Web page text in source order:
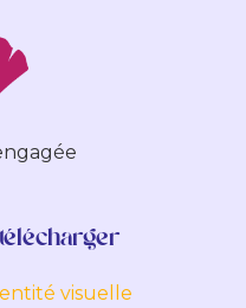
visuelle